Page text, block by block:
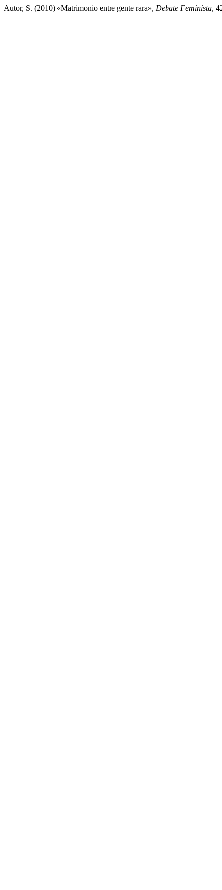
Autor, S. (2010) «Matrimonio entre gente rara», Debate Feminista,